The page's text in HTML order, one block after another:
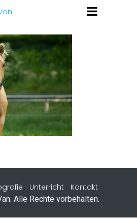
Unterricht Kontakt
Alle Rechte vorbehalten.